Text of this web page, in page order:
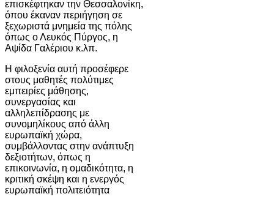
επισκέφτηκαν την Θεσσαλονίκη,
όπου έκαναν περιήγηση σε
ξεχωριστά μνημεία της πόλης
όπως ο Λευκός Πύργος, η
Αψίδα Γαλέριου κ.λπ.
Η φιλοξενία αυτή προσέφερε
στους μαθητές πολύτιμες
εμπειρίες μάθησης,
συνεργασίας και
αλληλεπίδρασης με
συνομηλίκους από άλλη
ευρωπαϊκή χώρα,
συμβάλλοντας στην ανάπτυξη
δεξιοτήτων, όπως η
επικοινωνία, η ομαδικότητα, η
κριτική σκέψη και η ενεργός
ευρωπαϊκή πολιτειότητα